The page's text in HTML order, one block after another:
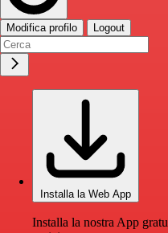
Modifica profilo Logout
Installa la Web App
Installa la nostra App